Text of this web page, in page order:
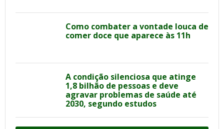
Como combater a vontade louca de
comer doce que aparece às 11h
A condição silenciosa que atinge
1,8 bilhão de pessoas e deve
agravar problemas de saúde até
2030, segundo estudos